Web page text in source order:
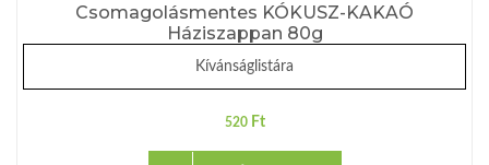
Csomagolásmentes KÓKUSZ-KAKAÓ
Háziszappan 80g
Kívánságlistára
520 Ft